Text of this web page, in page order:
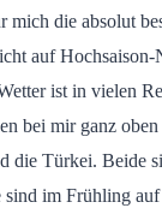
mich die absolut
auf Hochsaison-
ist in vielen
bei mir ganz
die Türkei. Beide
sind im Frühling auf